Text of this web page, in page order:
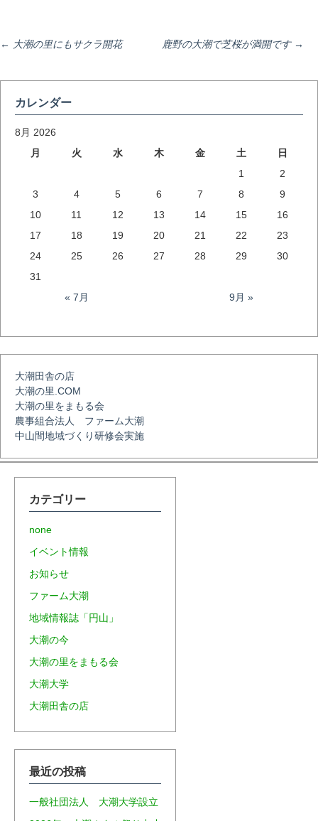
投
稿
ナ
ビ
ゲ
ー
ョ
ン
← 大潮の里にもサクラ開花 鹿野の大潮で芝桜が満開です →
カレンダー
8月 2026
月
火 水 木 金 土
日
1
2
3
4 5 6 7 8
9
10
11 12 13 14 15
16
17
18 19 20 21 22
23
24
25 26 27 28 29
30
31
« 7月
9月 »
大潮田舎の店
大潮の里.COM
大潮の里をまもる会
農事組合法人 ファーム大潮
中山間地域づくり研修会実施
カテゴリー
none
イベント情報
お知らせ
ファーム大潮
地域情報誌「円山」
大潮の今
大潮の里をまもる会
大潮大学
大潮田舎の店
最近の投稿
一般社団法人 大潮大学設立